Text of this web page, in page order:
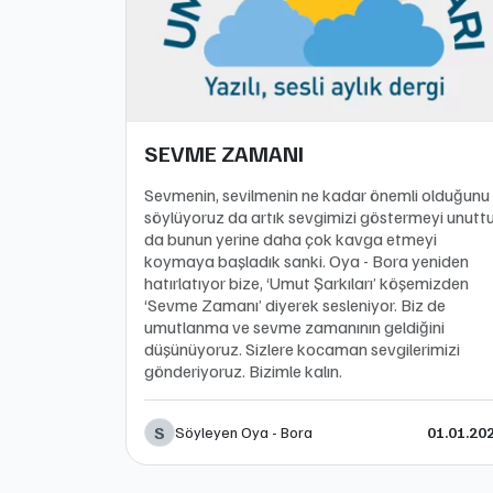
SEVME ZAMANI
Sevmenin, sevilmenin ne kadar önemli olduğunu
söylüyoruz da artık sevgimizi göstermeyi
da bunun yerine daha çok kavga etmeyi
koymaya başladık sanki. Oya - Bora yeniden
hatırlatıyor bize, ‘Umut Şarkıları’ köşemizden
‘Sevme Zamanı’ diyerek sesleniyor. Biz de
umutlanma ve sevme zamanının geldiğini
düşünüyoruz. Sizlere kocaman sevgilerimizi
gönderiyoruz. Bizimle kalın.
S Söyleyen Oya - Bora